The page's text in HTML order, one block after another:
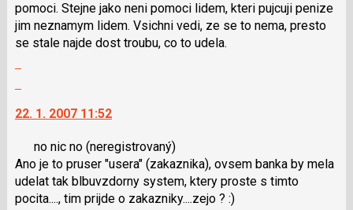
pomoci. Stejne jako neni pomoci lidem, kteri pujcuji penize
jim neznamym lidem. Vsichni vedi, ze se to nema, presto
se stale najde dost troubu, co to udela.
další
názor.
K
navigaci
lze
22. 1. 2007 11:52
no nic no (neregistrovaný)
Ano je to pruser "usera" (zakaznika), ovsem banka by mela
udelat tak blbuvzdorny system, ktery proste s timto
pocita...., tim prijde o zakazniky....zejo ? :)